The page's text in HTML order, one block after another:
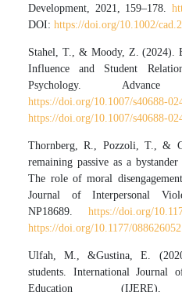
Development, 2021, 159–178.
DOI:https://doi.org/10.1002/
Stahel, T., & Moody, Z. (2024).
Influence and Student
Psychology.
https://doi.org/10.1007/s40688-
https://doi.org/10.1007/s40688-
Thornberg, R., Pozzoli, T., &
remaining passive as a
The role of moral
Journal of Interpersonal
NP18689. https://doi.org/
https://doi.org/10.1177/
Ulfah, M., &Gustina, E.
students. International Journal
Education